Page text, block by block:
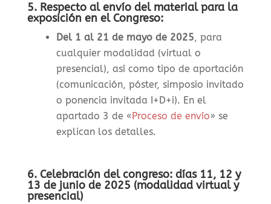
5. Respecto al envío del material para la
exposición en el Congreso:
Del 1 al 21 de mayo de 2025, para
cualquier modalidad (virtual o
presencial), así como tipo de aportación
(comunicación, póster, simposio invitado
o ponencia invitada I+D+i). En el
apartado 3 de «Proceso de envío» se
explican los detalles.
6. Celebración del congreso: días 11, 12 y
13 de junio de 2025 (modalidad virtual y
presencial)